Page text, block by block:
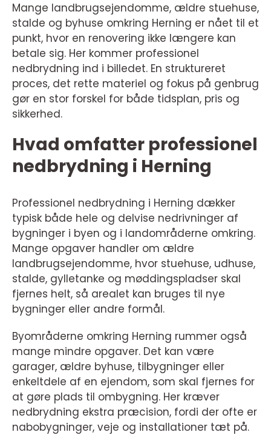
Mange landbrugsejendomme, ældre stuehuse,
stalde og byhuse omkring Herning er nået til et
punkt, hvor en renovering ikke længere kan
betale sig. Her kommer professionel
nedbrydning ind i billedet. En struktureret
proces, det rette materiel og fokus på genbrug
gør en stor forskel for både tidsplan, pris og
sikkerhed.
Hvad omfatter professionel
nedbrydning i Herning
Professionel nedbrydning i Herning dækker
typisk både hele og delvise nedrivninger af
bygninger i byen og i landområderne omkring.
Mange opgaver handler om ældre
landbrugsejendomme, hvor stuehuse, udhuse,
stalde, gylletanke og møddingspladser skal
fjernes helt, så arealet kan bruges til nye
bygninger eller andre formål.
Byområderne omkring Herning rummer også
mange mindre opgaver. Det kan være
garager, ældre byhuse, tilbygninger eller
enkeltdele af en ejendom, som skal fjernes for
at gøre plads til ombygning. Her kræver
nedbrydning ekstra præcision, fordi der ofte er
nabobygninger, veje og installationer tæt på.